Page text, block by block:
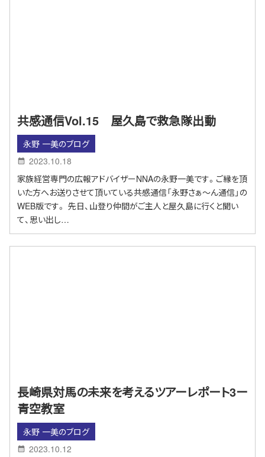
共感通信Vol.15 屋久島で救急隊出動
永野 一美のブログ
2023.10.18
家族経営専門の広報アドバイザーNNAの永野一美です。ご縁を頂
いた方へお送りさせて頂いている共感通信「永野さぁ～ん通信」の
WEB版です。 先日、山登り仲間がご主人と屋久島に行くと聞い
て、思い出し…
長崎県対馬の未来を考えるツアーレポート3ー
青空教室
永野 一美のブログ
2023.10.12